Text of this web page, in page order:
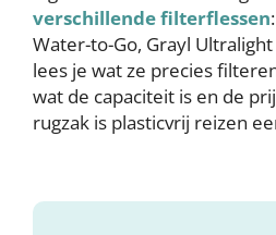
verschillende filterflessen
Water-to-Go, Grayl
lees je wat ze precies
wat de capaciteit is en de
rugzak is plasticvrij reizen